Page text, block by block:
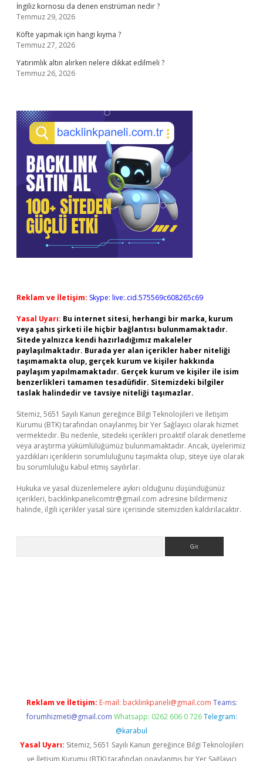
İngiliz kornosu da denen enstrüman nedir ?
Temmuz 29, 2026
Köfte yapmak için hangi kıyma ?
Temmuz 27, 2026
Yatırımlık altın alırken nelere dikkat edilmeli ?
Temmuz 26, 2026
Reklam ve İletişim: Skype: live:.cid.575569c608265c69
Yasal Uyarı: Bu internet sitesi, herhangi bir marka, kurum
veya şahıs şirketi ile hiçbir bağlantısı bulunmamaktadır.
Sitede yalnızca kendi hazırladığımız makaleler
paylaşılmaktadır. Burada yer alan içerikler haber niteliği
taşımamakta olup, gerçek kurum ve kişiler hakkında
paylaşım yapılmamaktadır. Gerçek kurum ve kişiler ile isim
benzerlikleri tamamen tesadüfidir. Sitemizdeki bilgiler
taslak halindedir ve tavsiye niteliği taşımazlar.
Sitemiz, 5651 Sayılı Kanun gereğince Bilgi Teknolojileri ve İletişim
Kurumu (BTK) tarafından onaylanmış bir Yer Sağlayıcı olarak hizmet
vermektedir. Bu nedenle, sitedeki içerikleri proaktif olarak denetleme
veya araştırma yükümlülüğümüz bulunmamaktadır. Ancak, üyelerimiz
yazdıkları içeriklerin sorumluluğunu taşımakta olup, siteye üye olarak
bu sorumluluğu kabul etmiş sayılırlar.
Hukuka ve yasal düzenlemelere aykırı olduğunu düşündüğünüz
içerikleri, backlinkpanelicomtr@gmail.com adresine bildirmeniz
halinde, ilgili içerikler yasal süre içerisinde sitemizden kaldırılacaktır.
Reklam ve İletişim: E-mail: backlinkpaneli@gmail.com Teams:
forumhizmeti@gmail.com Whatsapp: 0262 606 0 726 Telegram:
@karabul
Yasal Uyarı: Sitemiz, 5651 Sayılı Kanun gereğince Bilgi Teknolojileri
ve İletişim Kurumu (BTK) tarafından onaylanmış bir Yer Sağlayıcı